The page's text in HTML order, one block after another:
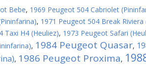
Bebe, 1969 Peugeot 504 Cabriolet
, 1971 Peugeot 504 Break Riviera
Taxi H4 (Heuliez), 1973 Peugeot Safari
, 1984 Peugeot Quasar,
, 1986 Peugeot Proxima,